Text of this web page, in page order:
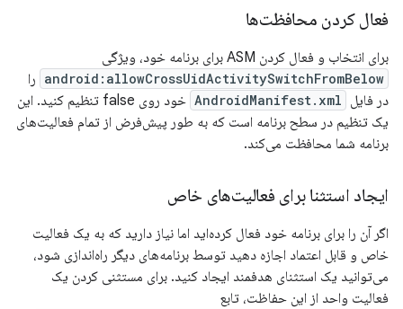
فعال کردن محافظت‌ها
برای انتخاب و فعال کردن ASM برای برنامه خود، ویژگی
android:allowCrossUidActivitySwitchFromBelow را
در فایل AndroidManifest.xml
خود روی false تنظیم کنید. این
یک تنظیم در سطح برنامه است که به طور پیش‌فرض از تمام فعالیت‌های
برنامه شما محافظت می‌کند.
ایجاد استثنا برای فعالیت‌های خاص
اگر آن را برای برنامه خود فعال کرده‌اید اما نیاز دارید که به یک فعالیت
خاص و قابل اعتماد اجازه دهید توسط برنامه‌های دیگر راه‌اندازی شود،
می‌توانید یک استثنای هدفمند ایجاد کنید. برای مستثنی کردن یک
فعالیت واحد از این حفاظت، تابع